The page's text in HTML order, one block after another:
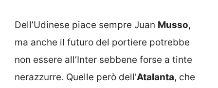
Dell’Udinese piace sempre Juan Musso,
ma anche il futuro del portiere potrebbe
non essere all’Inter sebbene forse a tinte
nerazzurre. Quelle però dell’Atalanta, che